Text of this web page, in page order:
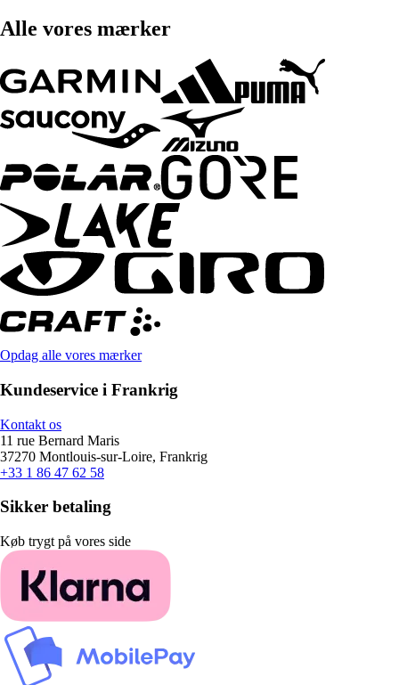
Alle vores mærker
Opdag alle vores mærker
Kundeservice i Frankrig
Kontakt os
11 rue Bernard Maris
37270 Montlouis-sur-Loire, Frankrig
+33 1 86 47 62 58
Sikker betaling
Køb trygt på vores side